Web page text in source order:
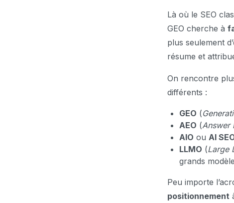
Là où le SEO
GEO cherche à
plus seulement
résume et
On rencontre
différents :
GEO (
AEO (Answer
AIO ou AI
LLMO (Large
grands
Peu importe
positionnement